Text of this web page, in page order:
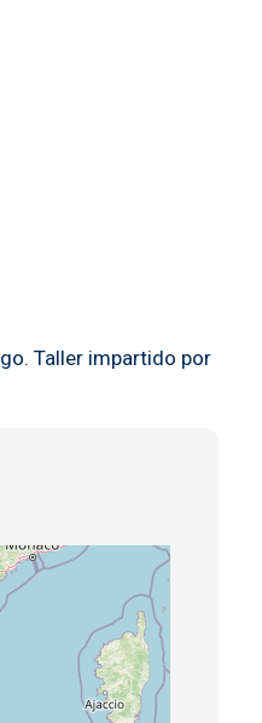
Taller impartido por